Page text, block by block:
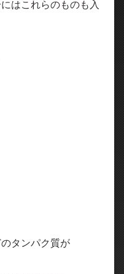
はこれらのものも入
タンパク質が